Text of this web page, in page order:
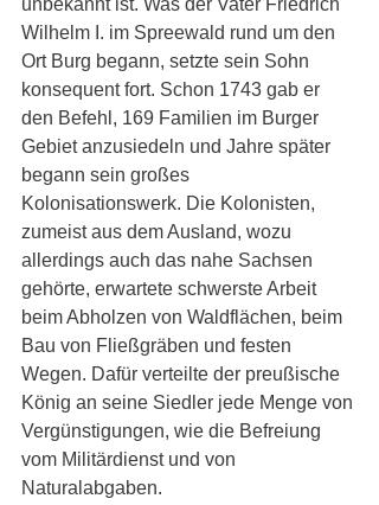
unbekannt ist. Was der Vater Friedrich
Wilhelm I. im Spreewald rund um den
Ort Burg begann, setzte sein Sohn
konsequent fort. Schon 1743 gab er
den Befehl, 169 Familien im Burger
Gebiet anzusiedeln und Jahre später
begann sein großes
Kolonisationswerk. Die Kolonisten,
zumeist aus dem Ausland, wozu
allerdings auch das nahe Sachsen
gehörte, erwartete schwerste Arbeit
beim Abholzen von Waldflächen, beim
Bau von Fließgräben und festen
Wegen. Dafür verteilte der preußische
König an seine Siedler jede Menge von
Vergünstigungen, wie die Befreiung
vom Militärdienst und von
Naturalabgaben.